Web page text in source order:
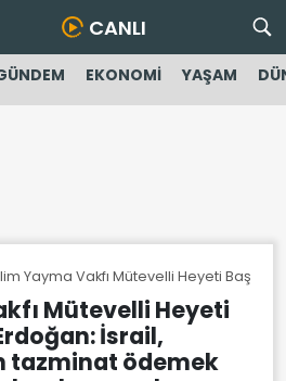
CANLI
EKONOMİ YAŞAM
Yayma Vakfı Mütevelli Heyeti
Mütevelli Heyeti
İsrail,
tazminat ödemek